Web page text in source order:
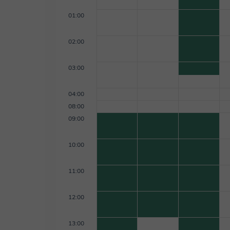
respecto a lo que requieres y conversamos con el
01:00
02:00
03:00
04:00
08:00
09:00
10:00
11:00
12:00
13:00